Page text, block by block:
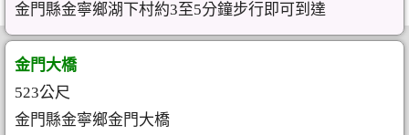
金門縣金寧鄉湖下村約3至5分鐘步行即可到達
金門大橋
523公尺
金門縣金寧鄉金門大橋